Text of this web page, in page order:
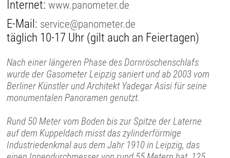
Internet:www.panometer.de
E-Mail: service@panometer.de
täglich 10-17 Uhr (gilt auch an Feiertagen)
Nach einer längeren Phase des Dornröschenschlafs
wurde der Gasometer Leipzig saniert und ab 2003 vom
Berliner Künstler und Architekt Yadegar Asisi für seine
monumentalen Panoramen genutzt.
Rund 50 Meter vom Boden bis zur Spitze der Laterne
auf dem Kuppeldach misst das zylinderförmige
Industriedenkmal aus dem Jahr 1910 in Leipzig, das